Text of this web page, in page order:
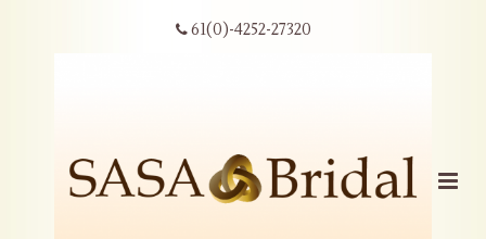
61(0)-4252-27320